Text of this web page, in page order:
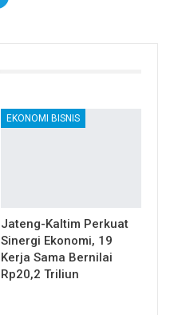
EKONOMI BISNIS
Jateng-Kaltim Perkuat
Sinergi Ekonomi, 19
Kerja Sama Bernilai
Rp20,2 Triliun